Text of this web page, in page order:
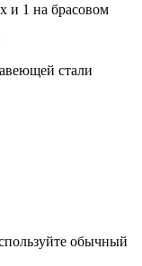
и 1 на брасовом
стали
обычный